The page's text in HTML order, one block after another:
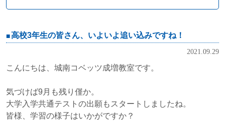
高校3年生の皆さん、いよいよ追い込みですね！
2021.09.29
こんにちは、城南コベッツ成増教室です。
気づけば9月も残り僅か。
大学入学共通テストの出願もスタートしましたね。
皆様、学習の様子はいかがですか？